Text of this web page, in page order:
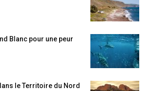
Blanc pour une peur
le Territoire du Nord